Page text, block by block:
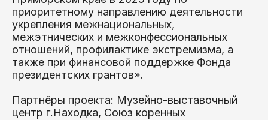
приоритетному направлению деятельности
укрепления межнациональных,
межэтнических и межконфессиональных
отношений, профилактике экстремизма, а
также при финансовой поддержке Фонда
президентских грантов».
Партнёры проекта: Музейно-выставочный
центр г.Находка, Союз коренных